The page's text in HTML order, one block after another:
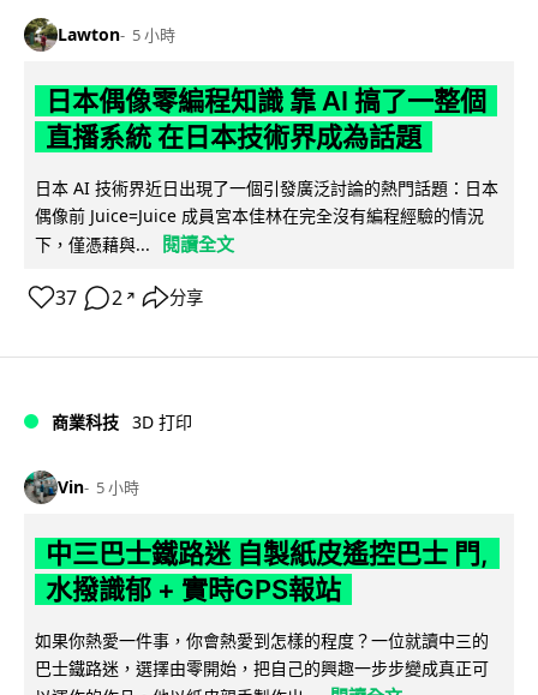
Lawton 5 小時
日本偶像零編程知識 靠 AI 搞了一整個
直播系統 在日本技術界成為話題
日本 AI 技術界近日出現了一個引發廣泛討論的熱門話題：日本
偶像前 Juice=Juice 成員宮本佳林在完全沒有編程經驗的情況
下，僅憑藉與...
閱讀全文
37 2 ↗ 分享
商業科技 3D 打印
Vin 5 小時
中三巴士鐵路迷 自製紙皮遙控巴士 門,
水撥識郁 + 實時GPS報站
如果你熱愛一件事，你會熱愛到怎樣的程度？一位就讀中三的
巴士鐵路迷，選擇由零開始，把自己的興趣一步步變成真正可